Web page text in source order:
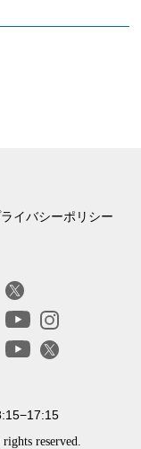
イバシーポリシー
reserved.